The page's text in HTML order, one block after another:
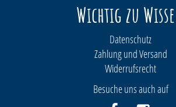
Wichtig zu
Datenschutz
Zahlung und Versand
Widerrufsrecht
Besuche uns auch auf